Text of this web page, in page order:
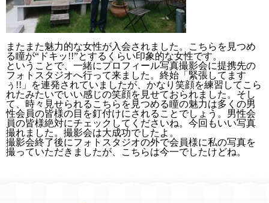
またまた魅力的な女性が入会されました。こちらを見つめ
る瞳が“ドキッ!!”とするくらい印象的な女性です。
ということで、一緒にプロフィール写真撮影会に提携先の
フォトスタジオへ行って来ました。終始「緊張してます
ぅ!!」を連発されていましたが、かなり笑顔を練習してこら
れたみたいでいい感じの笑顔を見せておられました。そし
て、時々見せられるこちらを見つめる瞳の魅力は多くの男
性会員の皆様の目を釘付けにされることでしょう。男性会
員の皆様絶対にチェックしてくださいね。今回もいい写真
撮れました。撮影会は大成功でしたよ。
撮影会終了後にフォトスタジオの外で会員様に私の写真を
撮っていただきましたが、こちらは今一でしたけどね。